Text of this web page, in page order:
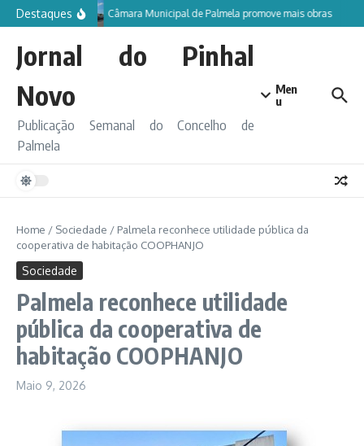
Ir para o conteúdo
Destaques Câmara Municipal de Palmela promove mais obras
Jornal do Pinhal
Novo
Publicação Semanal do Concelho de
Palmela
Men
u
Home / Sociedade / Palmela reconhece utilidade pública da
cooperativa de habitação COOPHANJO
Sociedade
Palmela reconhece utilidade
pública da cooperativa de
habitação COOPHANJO
Maio 9, 2026